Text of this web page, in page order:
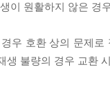
이 원활하지 않은 경
우 호환 상의 문제
생 불량의 경우 교환